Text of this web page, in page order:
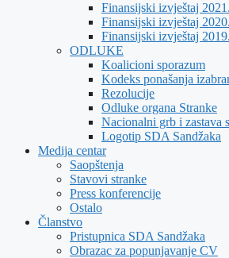
Finansijski izvještaj 2021.
Finansijski izvještaj 2020.
Finansijski izvještaj 2019.
ODLUKE
Koalicioni sporazum
Kodeks ponašanja
Rezolucije
Odluke organa Stranke
Nacionalni grb i zastava
Logotip SDA Sandžaka
Medija centar
Saopštenja
Stavovi stranke
Press konferencije
Ostalo
Članstvo
Pristupnica SDA Sandžaka
Obrazac za popunjavanje CV